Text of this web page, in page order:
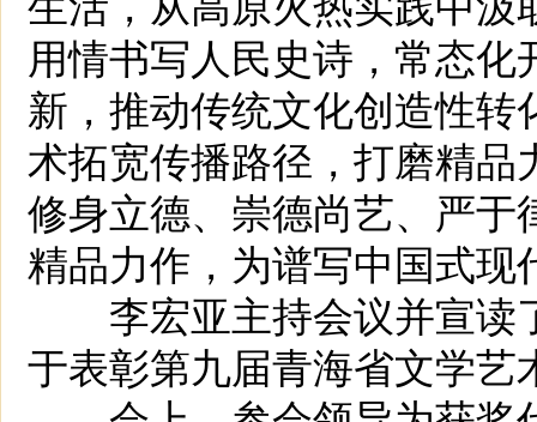
用情书写人民史诗，常态
新，推动传统文化创造性
术拓宽传播路径，打磨精
修身立德、崇德尚艺、严
精品力作，为谱写中国式
李宏亚主持会议并宣读
于表彰第九届青海省文学